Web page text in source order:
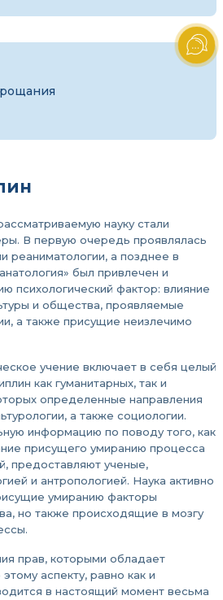
науку стали
В первую очередь проявлялась
реаниматологии, а позднее в
был привлечен и
психологический фактор: влияние
и общества, проявляемые
а также присущие неизлечимо
учение включает в себя целый
как гуманитарных, так и
определенные направления
а также социологии.
информацию по поводу того, как
присущего умиранию процесса
предоставляют ученые,
и антропологией. Наука активно
умиранию факторы
но также происходящие в мозгу
прав, которыми обладает
аспекту, равно как и
в настоящий момент весьма